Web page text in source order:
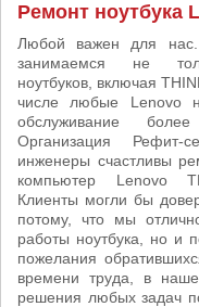
Ремонт ноутбука
Любой важен для
занимаемся не
ноутбуков, включая
числе любые Lenovo
обслуживание
Организация
инженеры счастливы
компьютер Lenovo
Клиенты могли бы
потому, что мы
работы ноутбука, но и
пожелания
времени труда, в
решения любых задач